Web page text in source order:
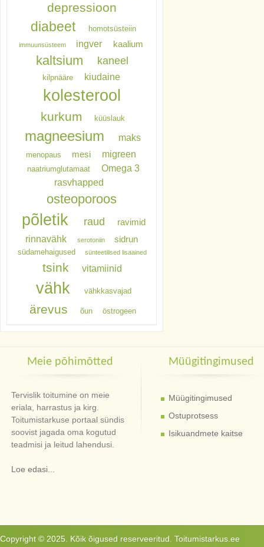
depressioon
diabeet homotsüsteiin
immuunsüsteem ingver kaalium
kaltsium kaneel
kilpnääre kiudaine
kolesterool
kurkum küüslauk
magneesium maks
menopaus mesi migreen
naatriumglutamaat
Omega 3
rasvhapped
osteoporoos
põletik raud ravimid
rinnavähk serotoniin sidrun
südamehaigused sünteetilised lisaained
tsink vitamiinid
vähk vähkkasvajad
ärevus õun östrogeen
Meie põhimõtted
Tervislik toitumine on meie
eriala, harrastus ja kirg.
Toitumistarkuse portaal sündis
soovist jagada oma kogutud
teadmisi ja leitud lahendusi.
Loe edasi...
Müügitingimused
Müügitingimused
Ostuprotsess
Isikuandmete kaitse
Copyright © 2025. Kõik õigused reserveeritud. Toitumistarkus.ee